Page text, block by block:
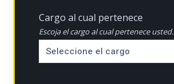
Cargo al cual pertenece
Escoja el cargo al cual pertenece usted.